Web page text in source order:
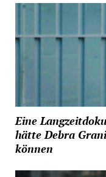
Eine
hätte Debra
können